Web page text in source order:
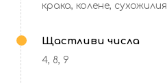
крака, колене, сухожилия
Щастливи числа
4, 8, 9